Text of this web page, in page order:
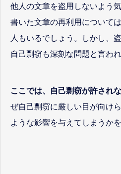
他人の文章を盗用しないよう
書いた文章の再利用について
人もいるでしょう。しかし、
自己剽窃も深刻な問題と言われ
ここでは、自己剽窃が許され
ぜ自己剽窃に厳しい目が向け
ような影響を与えてしまうか